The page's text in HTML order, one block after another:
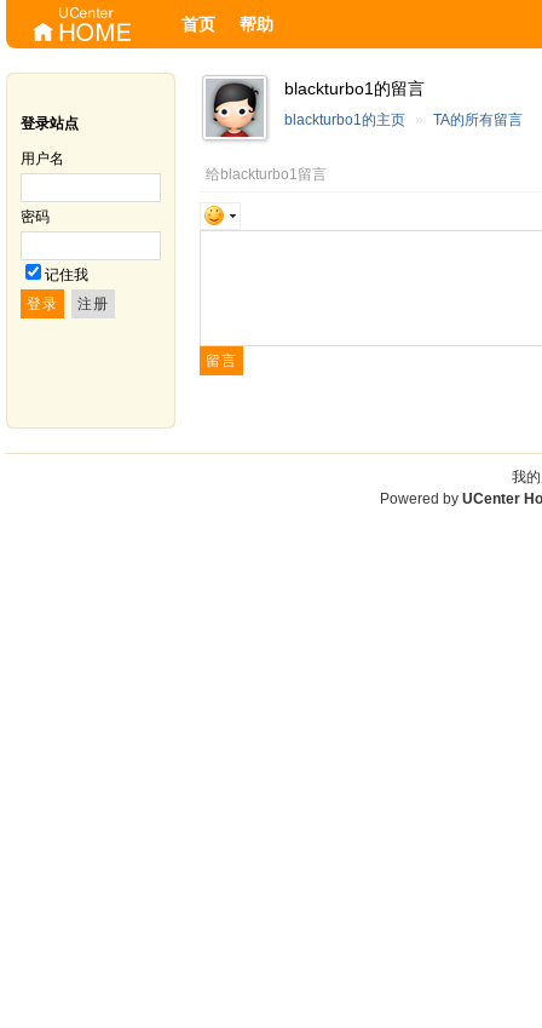
首页 帮助
登录站点
用户名
密码
记住我
blackturbo1的留言
blackturbo1的主页 » TA的所有留言
给blackturbo1留言
我
Powered by UCenter